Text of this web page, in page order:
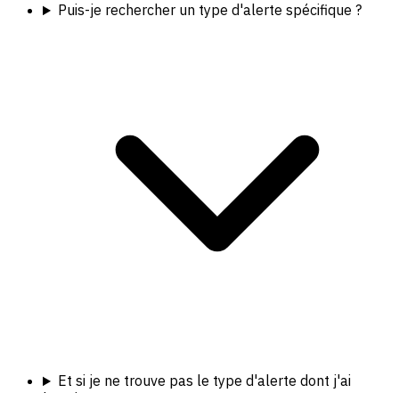
Puis-je rechercher un type d'alerte spécifique ?
Et si je ne trouve pas le type d'alerte dont j'ai